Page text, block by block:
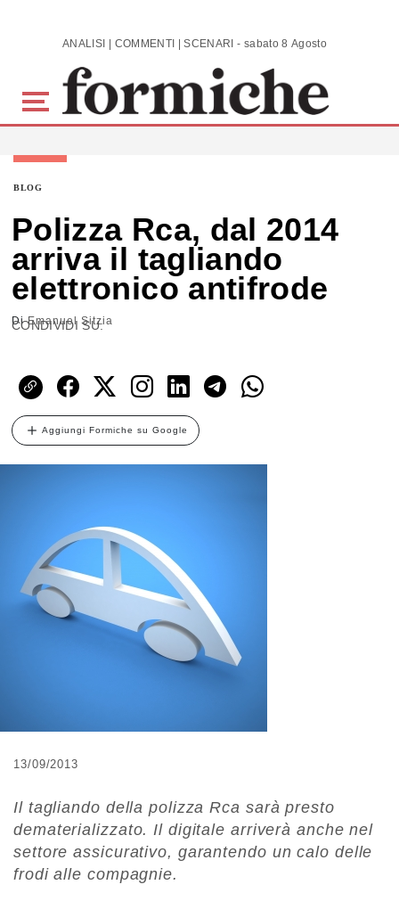
Skip to main content ANALISI | COMMENTI | SCENARI - sabato 8 Agosto 2026
BLOG
Polizza Rca, dal 2014
arriva il tagliando
elettronico antifrode
DiEmanuel Sitzia
CONDIVIDI SU:
Aggiungi Formiche su Google
13/09/2013
Il tagliando della polizza Rca sarà presto
dematerializzato. Il digitale arriverà anche nel
settore assicurativo, garantendo un calo delle
frodi alle compagnie.